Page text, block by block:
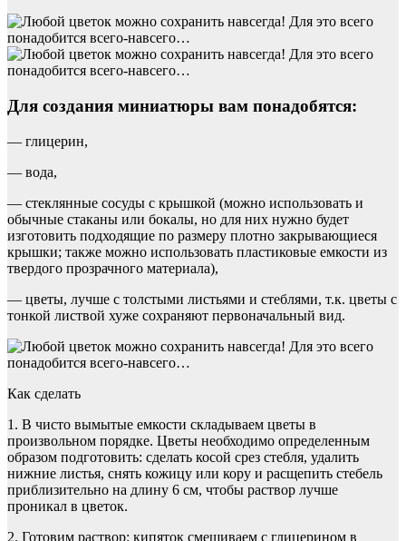
Для создания миниатюры вам понадобятся:
— глицерин,
— вода,
— стеклянные сосуды с крышкой (можно использовать и
обычные стаканы или бокалы, но для них нужно будет
изготовить подходящие по размеру плотно закрывающиеся
крышки; также можно использовать пластиковые емкости из
твердого прозрачного материала),
— цветы, лучше с толстыми листьями и стеблями, т.к. цветы с
тонкой листвой хуже сохраняют первоначальный вид.
Как сделать
1. В чисто вымытые емкости складываем цветы в
произвольном порядке. Цветы необходимо определенным
образом подготовить: сделать косой срез стебля, удалить
нижние листья, снять кожицу или кору и расщепить стебель
приблизительно на длину 6 см, чтобы раствор лучше
проникал в цветок.
2. Готовим раствор: кипяток смешиваем с глицерином в